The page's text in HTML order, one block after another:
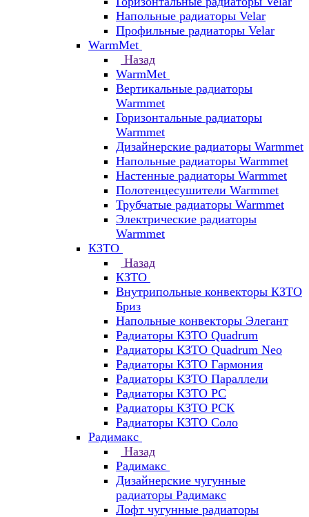
Напольные радиаторы Velar
Профильные радиаторы Velar
WarmMet
Назад
WarmMet
Вертикальные радиаторы
Warmmet
Горизонтальные радиаторы
Warmmet
Дизайнерские радиаторы Warmmet
Напольные радиаторы Warmmet
Настенные радиаторы Warmmet
Полотенцесушители Warmmet
Трубчатые радиаторы Warmmet
Электрические радиаторы
Warmmet
КЗТО
Назад
КЗТО
Внутрипольные конвекторы КЗТО
Бриз
Напольные конвекторы Элегант
Радиаторы КЗТО Quadrum
Радиаторы КЗТО Quadrum Neo
Радиаторы КЗТО Гармония
Радиаторы КЗТО Параллели
Радиаторы КЗТО РС
Радиаторы КЗТО РСК
Радиаторы КЗТО Соло
Радимакс
Назад
Радимакс
Дизайнерские чугунные
радиаторы Радимакс
Лофт чугунные радиаторы